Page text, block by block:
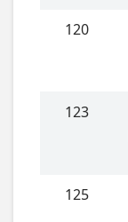
120
123
125